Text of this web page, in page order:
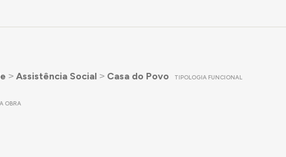
˃ Assistência Social ˃ Casa do Povo TIPOLOGIA FUNCIONAL
OBRA